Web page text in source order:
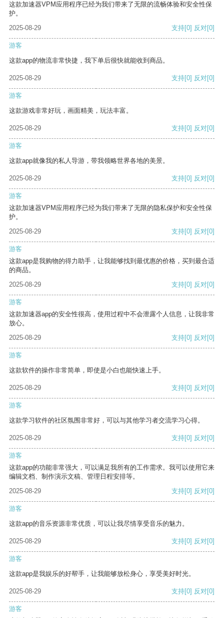
这款加速器VPM应用程序已经为我们带来了无限的流畅体验和安全性保
护。
2025-08-29
支持[0] 反对[0]
游客
这款app的物流非常快捷，我下单后很快就能收到商品。
2025-08-29 支持[0] 反对[0]
游客
这款游戏非常好玩，画面精美，玩法丰富。
2025-08-29 支持[0] 反对[0]
游客
这款app就像我的私人导游，带我领略世界各地的美景。
2025-08-29 支持[0] 反对[0]
游客
这款加速器VPM应用程序已经为我们带来了无限的隐私保护和安全性保
护。
2025-08-29
支持[0] 反对[0]
游客
这款app是我购物的得力助手，让我能够找到最优惠的价格，买到最合适
的商品。
2025-08-29
支持[0] 反对[0]
游客
这款加速器app的安全性很高，使用过程中不会泄露个人信息，让我非常
放心。
2025-08-29
支持[0] 反对[0]
游客
这款软件的操作非常简单，即使是小白也能快速上手。
2025-08-29 支持[0] 反对[0]
游客
这款学习软件的社区氛围非常好，可以与其他学习者交流学习心得。
2025-08-29 支持[0] 反对[0]
游客
这款app的功能非常强大，可以满足我所有的工作需求。我可以使用它来
编辑文档、制作演示文稿、管理日程安排等。
2025-08-29
支持[0] 反对[0]
游客
这款app的音乐资源非常优质，可以让我尽情享受音乐的魅力。
2025-08-29 支持[0] 反对[0]
游客
这款app是我娱乐的好帮手，让我能够放松身心，享受美好时光。
2025-08-29 支持[0] 反对[0]
游客